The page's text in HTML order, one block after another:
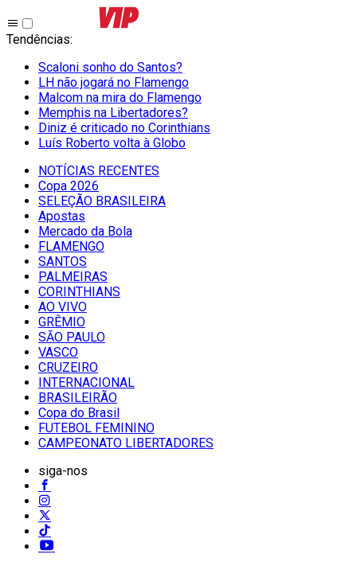
Tendências:
Scaloni sonho do Santos?
LH não jogará no Flamengo
Malcom na mira do Flamengo
Memphis na Libertadores?
Diniz é criticado no Corinthians
Luís Roberto volta à Globo
NOTÍCIAS RECENTES
Copa 2026
SELEÇÃO BRASILEIRA
Apostas
Mercado da Bola
FLAMENGO
SANTOS
PALMEIRAS
CORINTHIANS
AO VIVO
GRÊMIO
SĀO PAULO
VASCO
CRUZEIRO
INTERNACIONAL
BRASILEIRÃO
Copa do Brasil
FUTEBOL FEMININO
CAMPEONATO LIBERTADORES
siga-nos